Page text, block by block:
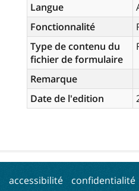
Langue
Fonctionnalité
Type de contenu du
fichier de formulaire
Remarque
Date de l'edition
accessibilité confidentialité